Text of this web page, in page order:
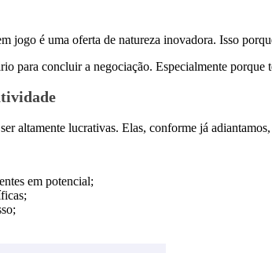
jogo é uma oferta de natureza inovadora. Isso
para concluir a negociação. Especialmente porque
altamente lucrativas. Elas, conforme já
em potencial;